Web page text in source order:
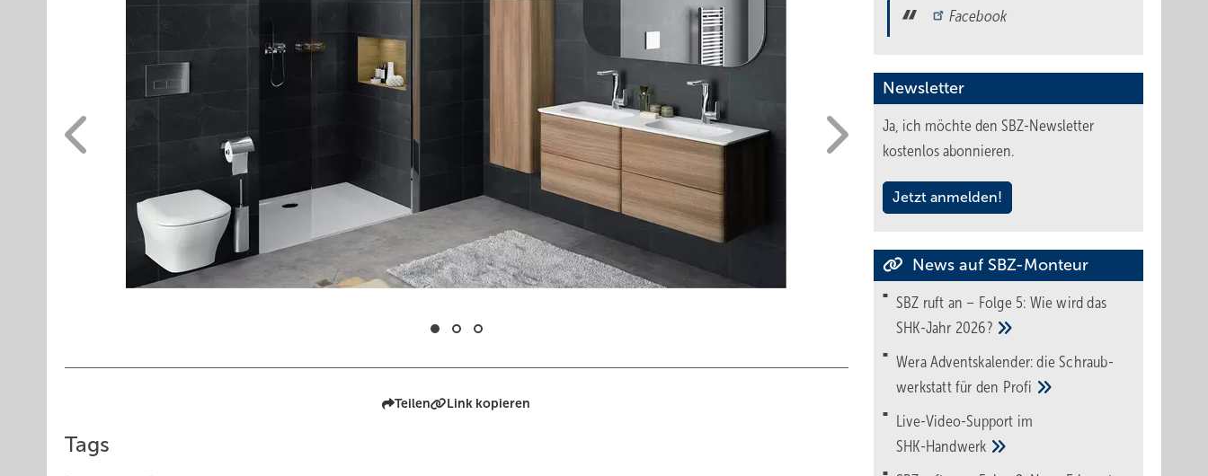
Teilen Link kopieren
Tags
Facebook
Newsletter
Ja, ich möchte den SBZ-Newsletter
kostenlos abonnieren.
Jetzt anmelden!
News auf SBZ-Monteur
SBZ ruft an – Folge 5: Wie wird das
SHK-Jahr 2026?
Wera Adventskalender: die Schraub­
werk­statt für den Pro­fi
Live-Video-Support im
SHK-Handwerk